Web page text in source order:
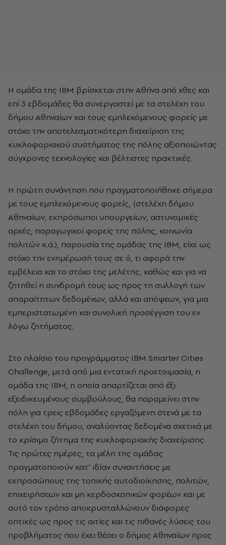
Η ομάδα της ΙΒΜ βρίσκεται στην Αθήνα από χθες και
επί 3 εβδομάδες θα συνεργαστεί με τα στελέχη του
δήμου Αθηναίων και τους εμπλεκόμενους φορείς με
στόχο την αποτελεσματικότερη διαχείριση της
κυκλοφοριακού συστήματος της πόλης αξιοποιώντας
σύγχρονες τεχνολογίες και βέλτιστες πρακτικές.
H πρώτη συνάντηση που πραγματοποιήθηκε σήμερα
με τους εμπλεκόμενους φορείς, (στελέχη δήμου
Αθηναίων, εκπρόσωποι υπουργείων, αστυνομικές
αρχές, παραγωγικοί φορείς της πόλης, κοινωνία
πολιτών κ.ά.), παρουσία της ομάδας της ΙΒΜ, είχε ως
στόχο την ενημέρωσή τους σε ό, τι αφορά την
εμβέλεια και το στόχο της μελέτης, καθώς και για να
ζητηθεί η συνδρομή τους ως προς τη συλλογή των
απαραίτητων δεδομένων, αλλά και απόψεων, για μια
εμπεριστατωμένη και συνολική προσέγγιση του εν
λόγω ζητήματος.
Στο πλαίσιο του προγράμματος ΙΒΜ Smarter Cities
Challenge, μετά από μια εντατική προετοιμασία, η
ομάδα της ΙΒΜ, η οποία απαρτίζεται από έξι
εξειδικευμένους συμβούλους, θα παραμείνει στην
πόλη για τρεις εβδομάδες εργαζόμενη στενά με τα
στελέχη του δήμου, αναλύοντας δεδομένα σχετικά με
το κρίσιμο ζήτημα της κυκλοφοριακής διαχείρισης.
Τις πρώτες ημέρες, τα μέλη της ομάδας
πραγματοποιούν κατ’ ιδίαν συναντήσεις με
εκπροσώπους της τοπικής αυτοδιοίκησης, πολιτών,
επιχειρήσεων και μη κερδοσκοπικών φορέων και με
αυτό τον τρόπο αποκρυσταλλώνουν διάφορες
οπτικές ως προς τις αιτίες και τις πιθανές λύσεις του
προβλήματος που έχει θέσει ο δήμος Αθηναίων προς